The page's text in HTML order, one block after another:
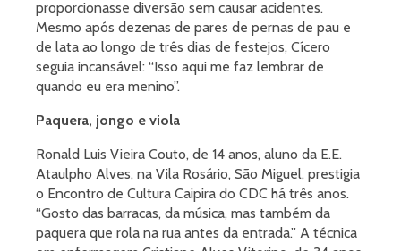
proporcionasse diversão sem causar acidentes.
Mesmo após dezenas de pares de pernas de pau e
de lata ao longo de três dias de festejos, Cícero
seguia incansável: “Isso aqui me faz lembrar de
quando eu era menino”.
Paquera, jongo e viola
Ronald Luis Vieira Couto, de 14 anos, aluno da E.E.
Ataulpho Alves, na Vila Rosário, São Miguel, prestigia
o Encontro de Cultura Caipira do CDC há três anos.
“Gosto das barracas, da música, mas também da
paquera que rola na rua antes da entrada.” A técnica